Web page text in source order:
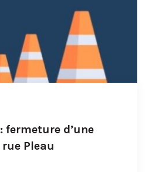
fermeture d’une
Pleau